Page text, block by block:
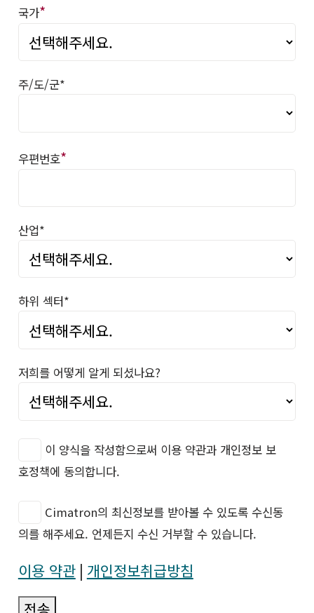
국가*
주/도/군*
우편번호*
산업*
하위 섹터*
저희를 어떻게 알게 되셨나요?
이 양식을 작성함으로써 이용 약관과 개인정보 보
호정책에 동의합니다.
Cimatron의 최신정보를 받아볼 수 있도록 수신동
의를 해주세요. 언제든지 수신 거부할 수 있습니다.
이용 약관| 개인정보취급방침